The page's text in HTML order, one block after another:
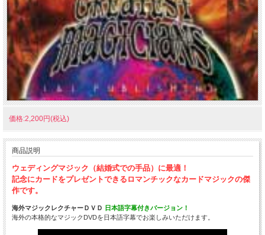
価格:2,200円(税込)
商品説明
ウェディングマジック（結婚式での手品）に最適！
記念にカードをプレゼントできるロマンチックなカードマジックの傑
作です。
海外マジックレクチャーＤＶＤ 日本語字幕付きバージョン！
海外の本格的なマジックDVDを日本語字幕でお楽しみいただけます。